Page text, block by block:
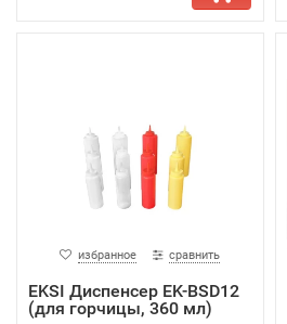
избранное сравнить
EKSI Диспенсер EK-BSD12
(для горчицы, 360 мл)